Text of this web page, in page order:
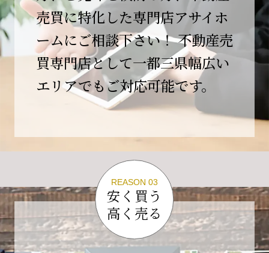
この節目を無事に迎えることができましたの
は、日頃よりご愛顧いただいているお客様、お
力添えをいただいている取引先の皆様、そして
支えてくださったすべての関係者の皆様のおか
げであり、心より深く感謝申し上げます。
10年という年月の中で、多くのご縁と学びをい
ただき、今日の当社があります。
しかしながら、10周年は通過点にすぎません。
る企業へと成長してまいります。
変化の激しい時代だからこそ、初心を忘れず、
挑戦を続け、社会に必要とされる存在であり続
けることをお約束いたします。
今後とも変わらぬご支援、ご指導を賜りますよ
売買に特化した専門店アサイホ
ームにご相談下さい！ 不動産売
買専門店として一都三県幅広い
エリアでもご対応可能です。
REASON 03
安く買う
高く売る